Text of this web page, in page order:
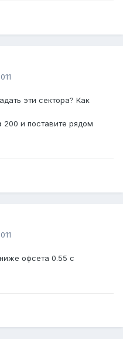
эти сектора? Как
200 и поставите рядом
офсета 0.55 с